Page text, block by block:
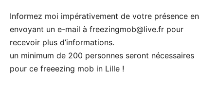
Informez moi impérativement de votre présence en
envoyant un e-mail à freezingmob@live.fr pour
recevoir plus d’informations.
un minimum de 200 personnes seront nécessaires
pour ce freeezing mob in Lille !